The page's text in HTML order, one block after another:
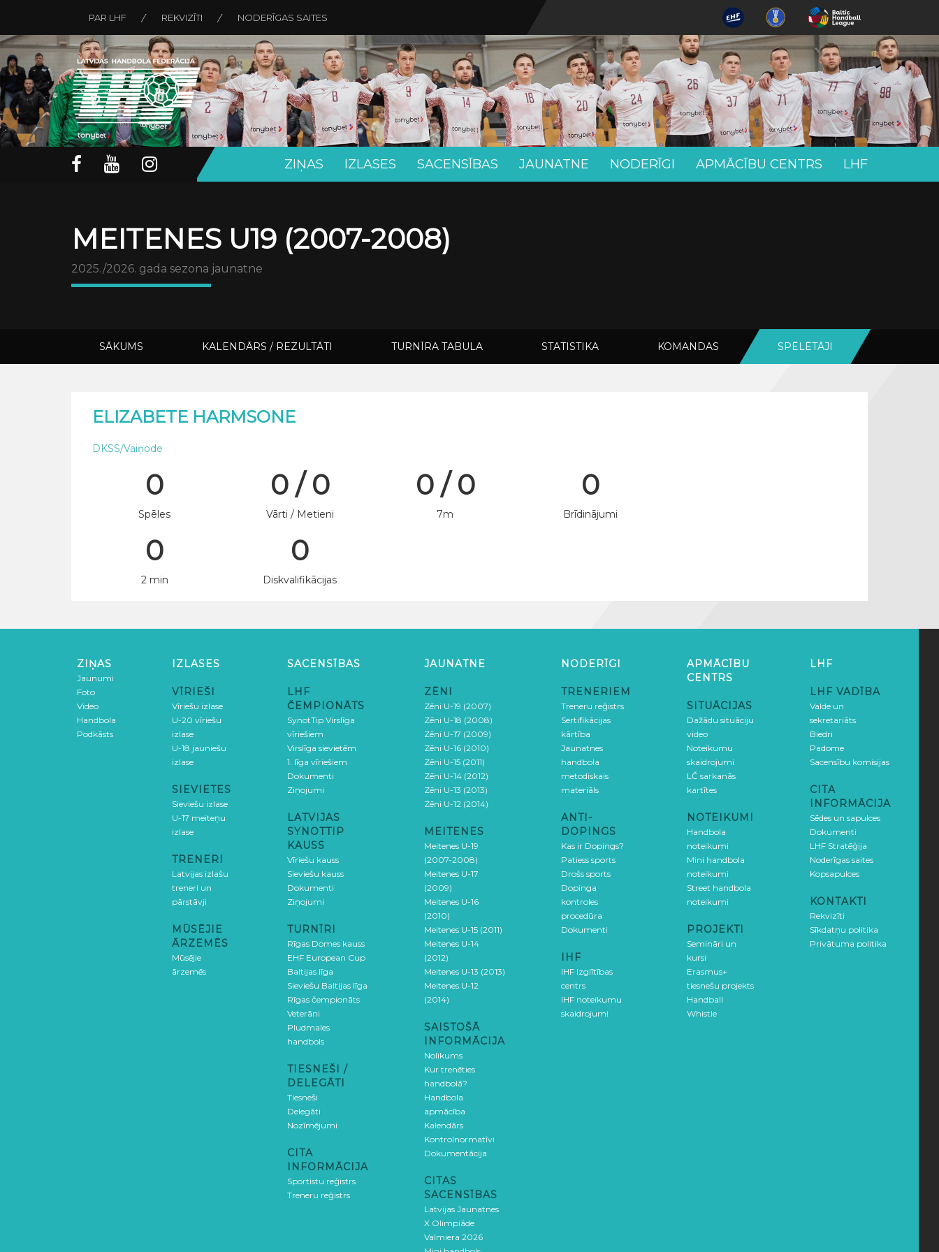
PAR LHF REKVIZĪTI NODERĪGAS SAITES
ZIŅAS IZLASES SACENSĪBAS JAUNATNE NODERĪGI APMĀCĪBU CENTRS LHF
MEITENES U19 (2007-2008)
2025./2026. gada sezona jaunatne
SĀKUMS KALENDĀRS / REZULTĀTI TURNĪRA TABULA STATISTIKA KOMANDAS SPĒLĒTĀJI
ELIZABETE HARMSONE
DKSS/Vaiņode
0
Spēles
0 / 0
Vārti / Metieni
0 / 0
7m
0
Brīdinājumi
0
2 min
0
Diskvalifikācijas
ZIŅAS
Jaunumi
Foto
Video
Handbola
Podkāsts
IZLASES
VĪRIEŠI
Vīriešu izlase
U-20 vīriešu
izlase
U-18 jauniešu
izlase
SIEVIETES
Sieviešu izlase
U-17 meiteņu
izlase
TRENERI
Latvijas izlašu
treneri un
pārstāvji
MŪSĒJIE
ĀRZEMĒS
Mūsējie
ārzemēs
SACENSĪBAS
LHF
ČEMPIONĀTS
SynotTip Virslīga
vīriešiem
Virslīga sievietēm
1. līga vīriešiem
Dokumenti
Ziņojumi
LATVIJAS
SYNOTTIP
KAUSS
Vīriešu kauss
Sieviešu kauss
Dokumenti
Ziņojumi
TURNĪRI
Rīgas Domes kauss
EHF European Cup
Baltijas līga
Sieviešu Baltijas līga
Rīgas čempionāts
Veterāni
Pludmales
handbols
TIESNEŠI /
DELEGĀTI
Tiesneši
Delegāti
Nozīmējumi
CITA
INFORMĀCIJA
Sportistu reģistrs
Treneru reģistrs
JAUNATNE
ZĒNI
Zēni U-19 (2007)
Zēni U-18 (2008)
Zēni U-17 (2009)
Zēni U-16 (2010)
Zēni U-15 (2011)
Zēni U-14 (2012)
Zēni U-13 (2013)
Zēni U-12 (2014)
MEITENES
Meitenes U-19
(2007-2008)
Meitenes U-17
(2009)
Meitenes U-16
(2010)
Meitenes U-15 (2011)
Meitenes U-14
(2012)
Meitenes U-13 (2013)
Meitenes U-12
(2014)
SAISTOŠĀ
INFORMĀCIJA
Nolikums
Kur trenēties
handbolā?
Handbola
apmācība
Kalendārs
Kontrolnormatīvi
Dokumentācija
CITAS
SACENSĪBAS
Latvijas Jaunatnes
X Olimpiāde
Valmiera 2026
NODERĪGI
TRENERIEM
Treneru reģistrs
Sertifikācijas
kārtība
Jaunatnes
handbola
metodiskais
materiāls
ANTI-
DOPINGS
Kas ir Dopings?
Patiess sports
Drošs sports
Dopinga
kontroles
procedūra
Dokumenti
IHF
IHF Izglītības
centrs
IHF noteikumu
skaidrojumi
APMĀCĪBU
CENTRS
SITUĀCIJAS
Dažādu situāciju
video
Noteikumu
skaidrojumi
LČ sarkanās
kartītes
NOTEIKUMI
Handbola
noteikumi
Mini handbola
noteikumi
Street handbola
noteikumi
PROJEKTI
Semināri un
kursi
Erasmus+
tiesnešu projekts
Handball
Whistle
LHF
LHF VADĪBA
Valde un
sekretariāts
Biedri
Padome
Sacensību komisijas
CITA
INFORMĀCIJA
Sēdes un sapulces
Dokumenti
LHF Stratēģija
Noderīgas saites
Kopsapulces
KONTAKTI
Rekvizīti
Sīkdatņu politika
Privātuma politika